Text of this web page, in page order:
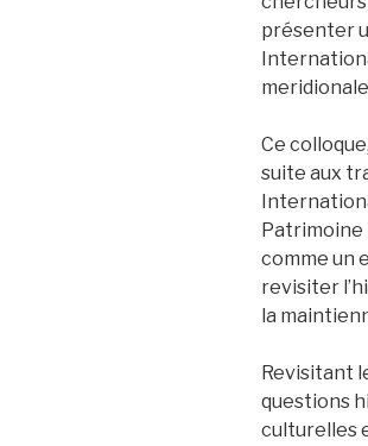
présenter
Ce
suite aux
comme un
revisiter
la
Revisitant
questions
culturelles